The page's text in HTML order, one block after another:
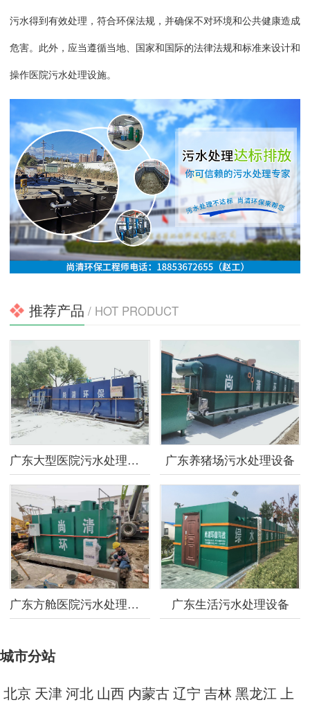
污水得到有效处理，符合环保法规，并确保不对环境和公共健康造成
危害。此外，应当遵循当地、国家和国际的法律法规和标准来设计和
操作医院污水处理设施。
推荐产品 / HOT PRODUCT
广东大型医院污水处理设备 广东养猪场污水处理设备
广东方舱医院污水处理设备 广东生活污水处理设备
城市分站
北京 天津河北 山西 内蒙古辽宁 吉林黑龙江上